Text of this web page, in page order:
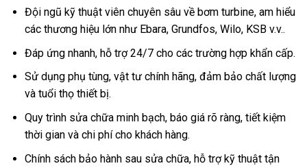
Đội ngũ kỹ thuật viên chuyên sâu về bơm turbine, am hiểu
các thương hiệu lớn như Ebara, Grundfos, Wilo, KSB v.v..
Đáp ứng nhanh, hỗ trợ 24/7 cho các trường hợp khẩn cấp.
Sử dụng phụ tùng, vật tư chính hãng, đảm bảo chất lượng
và tuổi thọ thiết bị.
Quy trình sửa chữa minh bạch, báo giá rõ ràng, tiết kiệm
thời gian và chi phí cho khách hàng.
Chính sách bảo hành sau sửa chữa, hỗ trợ kỹ thuật tận